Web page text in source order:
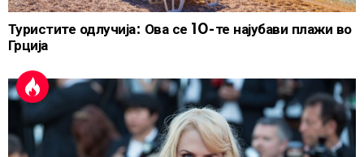
Туристите одлучија: Ова се 10-те најубави плажи во
Грција